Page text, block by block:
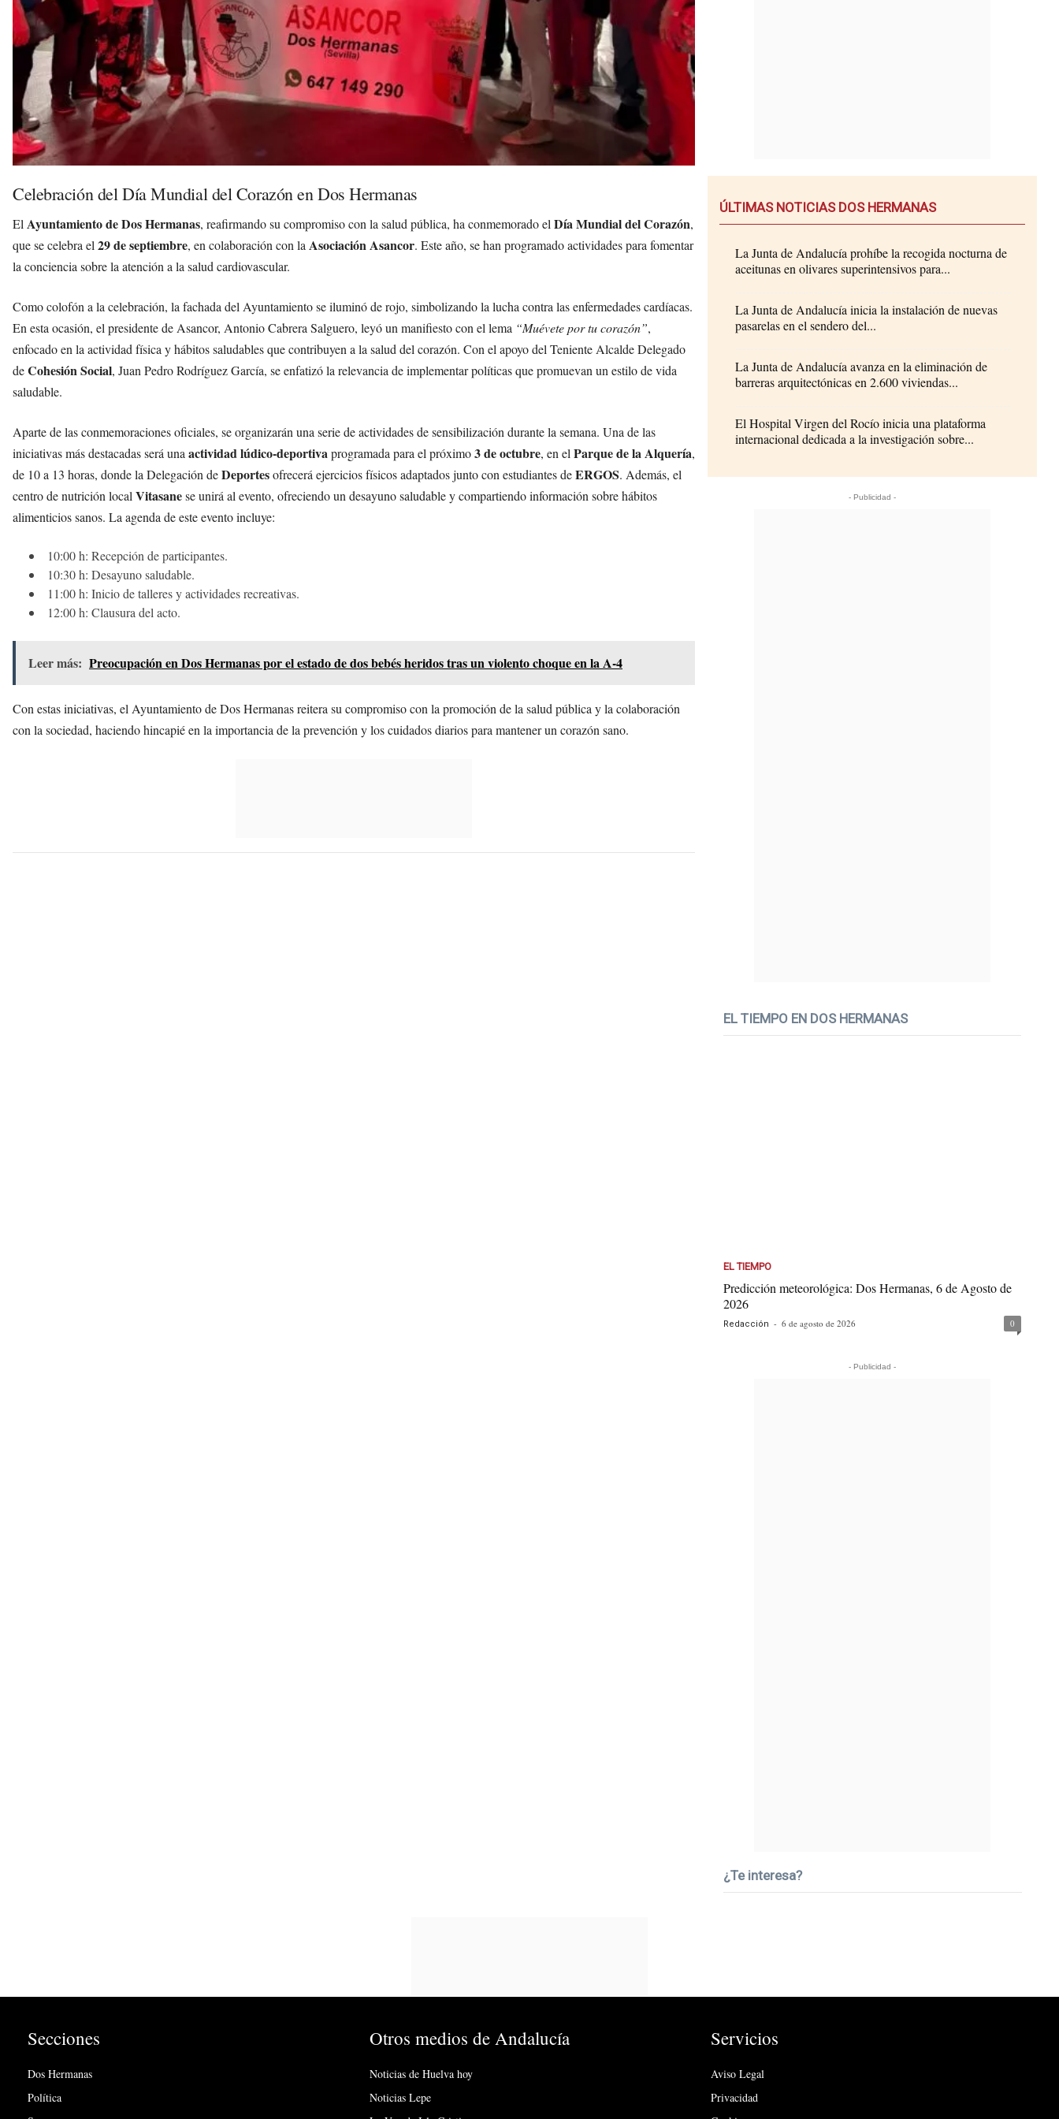
Celebración del Día Mundial del Corazón en Dos Hermanas
El Ayuntamiento de Dos Hermanas, reafirmando su compromiso con la salud pública, ha conmemorado el Día Mundial del Corazón,
que se celebra el 29 de septiembre, en colaboración con la Asociación Asancor. Este año, se han programado actividades para fomentar
la conciencia sobre la atención a la salud cardiovascular.
Como colofón a la celebración, la fachada del Ayuntamiento se iluminó de rojo, simbolizando la lucha contra las enfermedades cardíacas.
En esta ocasión, el presidente de Asancor, Antonio Cabrera Salguero, leyó un manifiesto con el lema “Muévete por tu corazón”,
enfocado en la actividad física y hábitos saludables que contribuyen a la salud del corazón. Con el apoyo del Teniente Alcalde Delegado
deCohesión Social, Juan Pedro Rodríguez García, se enfatizó la relevancia de implementar políticas que promuevan un estilo de vida
saludable.
Aparte de las conmemoraciones oficiales, se organizarán una serie de actividades de sensibilización durante la semana. Una de las
iniciativas más destacadas será una actividad lúdico-deportivaprogramada para el próximo3 de octubre, en el Parque de la Alquería,
de 10 a 13 horas, donde la Delegación deDeportesofrecerá ejercicios físicos adaptados junto con estudiantes deERGOS. Además, el
centro de nutrición local Vitasanese unirá al evento, ofreciendo un desayuno saludable y compartiendo información sobre hábitos
alimenticios sanos. La agenda de este evento incluye:
10:00 h: Recepción de participantes.
10:30 h: Desayuno saludable.
11:00 h: Inicio de talleres y actividades recreativas.
12:00 h: Clausura del acto.
Leer más: Preocupación en Dos Hermanas por el estado de dos bebés heridos tras un violento choque en la A-4
Con estas iniciativas, el Ayuntamiento de Dos Hermanas reitera su compromiso con la promoción de la salud pública y la colaboración
con la sociedad, haciendo hincapié en la importancia de la prevención y los cuidados diarios para mantener un corazón sano.
ÚLTIMAS NOTICIAS DOS HERMANAS
La Junta de Andalucía prohíbe la recogida nocturna de
aceitunas en olivares superintensivos para...
La Junta de Andalucía inicia la instalación de nuevas
pasarelas en el sendero del...
La Junta de Andalucía avanza en la eliminación de
barreras arquitectónicas en 2.600 viviendas...
El Hospital Virgen del Rocío inicia una plataforma
internacional dedicada a la investigación sobre...
- Publicidad -
EL TIEMPO EN DOS HERMANAS
EL TIEMPO
Predicción meteorológica: Dos Hermanas, 6 de Agosto de
2026
Redacción - 6 de agosto de 2026 0
- Publicidad -
¿Te interesa?
Secciones
Dos Hermanas
Política
Otros medios de Andalucía
Noticias de Huelva hoy
Noticias Lepe
Servicios
Aviso Legal
Privacidad